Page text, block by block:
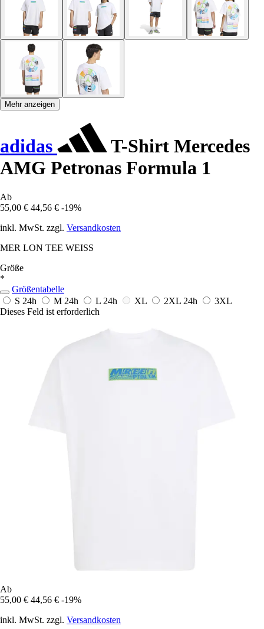
Mehr anzeigen
adidas
T-Shirt Mercedes
AMG Petronas Formula 1
Ab
55,00 € 44,56 € -19%
inkl. MwSt. zzgl. Versandkosten
MER LON TEE WEISS
Größe
*
Größentabelle
S 24h M 24h L 24h XL 2XL 24h
3XL
Dieses Feld ist erforderlich
Ab
55,00 € 44,56 € -19%
inkl. MwSt. zzgl. Versandkosten